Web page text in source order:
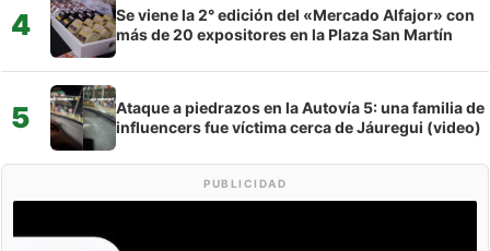
4
Se viene la 2° edición del «Mercado Alfajor» con
más de 20 expositores en la Plaza San Martín
5
Ataque a piedrazos en la Autovía 5: una familia de
influencers fue víctima cerca de Jáuregui (video)
PUBLICIDAD